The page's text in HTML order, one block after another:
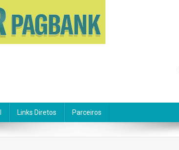
Links Diretos Parceiros